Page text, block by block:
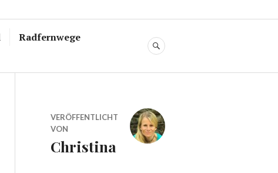
Radfernwege
SUCHE
VERÖFFENTLICHT
VON
Christina